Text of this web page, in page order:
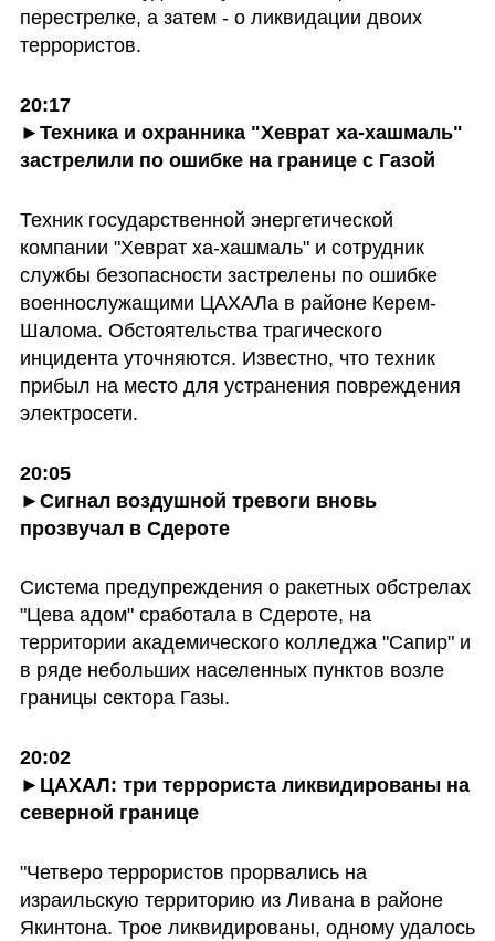
перестрелке, а затем - о ликвидации двоих
террористов.
20:17
►Техника и охранника "Хеврат ха-хашмаль"
застрелили по ошибке на границе с Газой
Техник государственной энергетической
компании "Хеврат ха-хашмаль" и сотрудник
службы безопасности застрелены по ошибке
военнослужащими ЦАХАЛа в районе Керем-
Шалома. Обстоятельства трагического
инцидента уточняются. Известно, что техник
прибыл на место для устранения повреждения
электросети.
20:05
►Сигнал воздушной тревоги вновь
прозвучал в Сдероте
Система предупреждения о ракетных обстрелах
"Цева адом" сработала в Сдероте, на
территории академического колледжа "Сапир" и
в ряде небольших населенных пунктов возле
границы сектора Газы.
20:02
►ЦАХАЛ: три террориста ликвидированы на
северной границе
"Четверо террористов прорвались на
израильскую территорию из Ливана в районе
Якинтона. Трое ликвидированы, одному удалось